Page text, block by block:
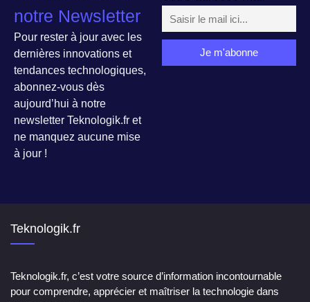
notre Newsletter
Pour rester à jour avec les
dernières innovations et
tendances technologiques,
abonnez-vous dès
aujourd’hui à notre
newsletter Teknologik.fr et
ne manquez aucune mise
à jour !
Teknologik.fr
Teknologik.fr, c’est votre source d’information incontournable
pour comprendre, apprécier et maîtriser la technologie dans